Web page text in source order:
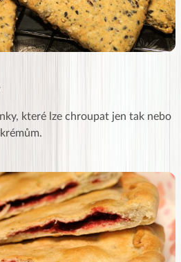
které lze chroupat jen tak nebo